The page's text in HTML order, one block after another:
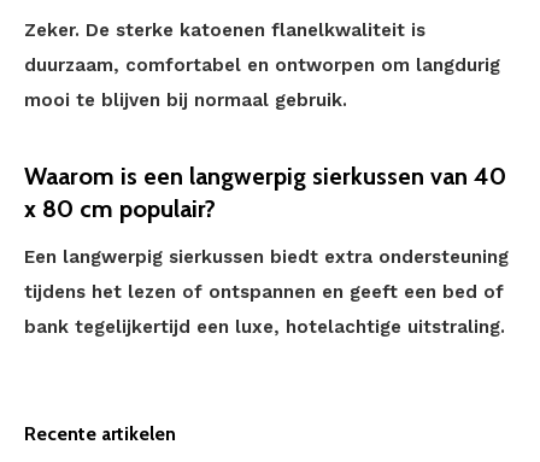
Zeker. De sterke katoenen flanelkwaliteit is
duurzaam, comfortabel en ontworpen om langdurig
mooi te blijven bij normaal gebruik.
Waarom is een langwerpig sierkussen van 40
x 80 cm populair?
Een langwerpig sierkussen biedt extra ondersteuning
tijdens het lezen of ontspannen en geeft een bed of
bank tegelijkertijd een luxe, hotelachtige uitstraling.
Recente artikelen